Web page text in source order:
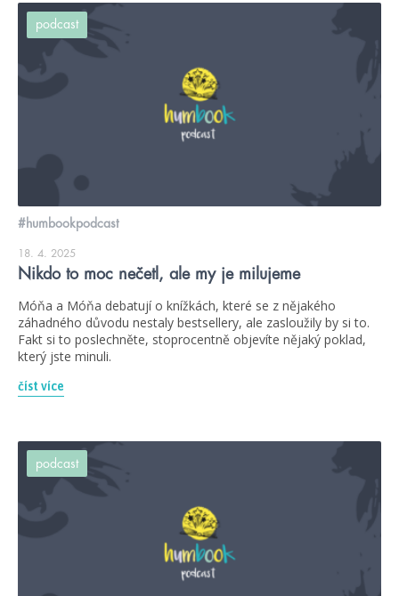
podcast
#humbookpodcast
18. 4. 2025
Nikdo to moc nečetl, ale my je milujeme
Móňa a Móňa debatují o knížkách, které se z nějakého
záhadného důvodu nestaly bestsellery, ale zasloužily by si to.
Fakt si to poslechněte, stoprocentně objevíte nějaký poklad,
který jste minuli.
číst více
podcast